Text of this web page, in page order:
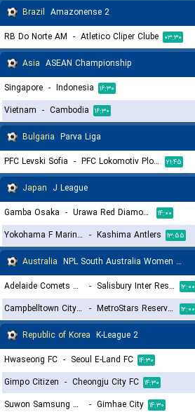
Brazil Amazonense 2
RB Do Norte AM - Atletico Cliper Clube ۰۳:۳۰
Asia ASEAN Championship
Singapore - Indonesia ۱۶:۳۰
Vietnam - Cambodia ۱۶:۳۰
Bulgaria Parva Liga
PFC Levski Sofia - PFC Lokomotiv Plovdiv 1936 ۲۱:۴۵
Japan J League
Gamba Osaka - Urawa Red Diamonds ۱۴:۰۰
Yokohama F Marinos - Kashima Antlers ۱۳:۵۵
Australia NPL South Australia Women Reserves
Adelaide Comets Reserves (W) - Salisbury Inter Reserves (W) ۱۲:۰۰
Campbelltown City Reserves (W) - MetroStars Reserves (W) ۱۲:۰۰
Republic of Korea K-League 2
Hwaseong FC - Seoul E-Land FC ۱۴:۳۰
Gimpo Citizen - Cheongju City FC ۱۴:۳۰
Suwon Samsung Bluewings
- Gimhae City ۱۴:۳۰